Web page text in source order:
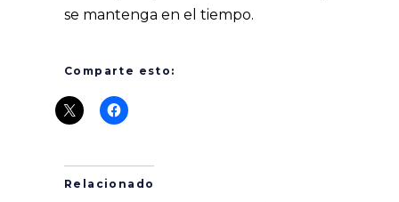
se mantenga en el tiempo.
Comparte esto:
Relacionado